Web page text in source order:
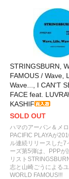
STRINGSBURN,
FAMOUS / Wave,
Wave..., I CAN'T
FACE feat.
KASHIF
SOLD OUT
ハマのアーバン＆メ
PACIFIC PLAYAが
ル連続リリースした7
ーズ第5弾は、PPPが
リスト
志と山崎ごうによる
WORLD FAMOUS!!!